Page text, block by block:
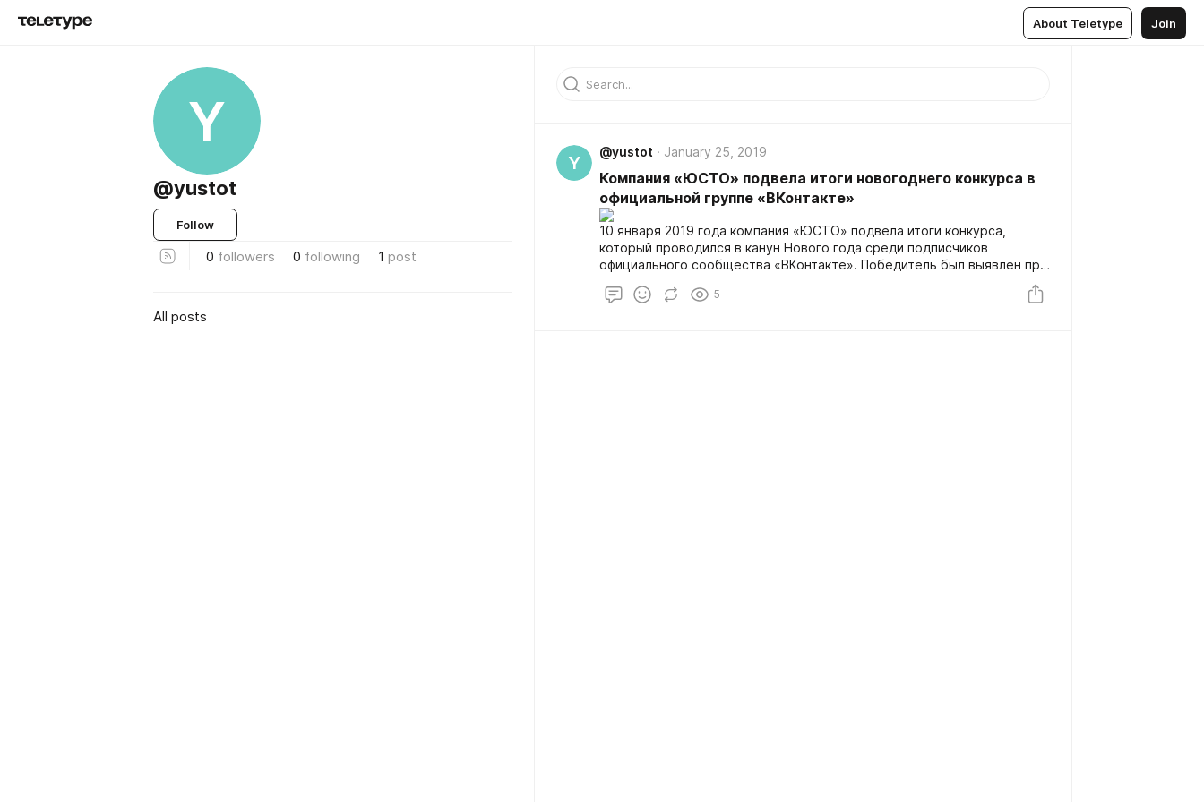
About Teletype Join
Y
@yustot
Follow
0 followers 0 following 1 post
All posts
Y
@yustot January 25, 2019
Компания «ЮСТО» подвела итоги новогоднего конкурса в
официальной группе «ВКонтакте»
10 января 2019 года компания «ЮСТО» подвела итоги конкурса,
который проводился в канун Нового года среди подписчиков
официального сообщества «ВКонтакте». Победитель был выявлен при
5